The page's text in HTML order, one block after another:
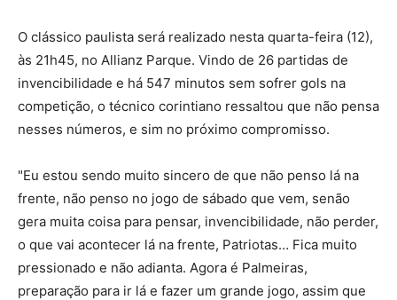
O clássico paulista será realizado nesta quarta-feira (12),
às 21h45, no Allianz Parque. Vindo de 26 partidas de
invencibilidade e há 547 minutos sem sofrer gols na
competição, o técnico corintiano ressaltou que não pensa
nesses números, e sim no próximo compromisso.
"Eu estou sendo muito sincero de que não penso lá na
frente, não penso no jogo de sábado que vem, senão
gera muita coisa para pensar, invencibilidade, não perder,
o que vai acontecer lá na frente, Patriotas… Fica muito
pressionado e não adianta. Agora é Palmeiras,
preparação para ir lá e fazer um grande jogo, assim que